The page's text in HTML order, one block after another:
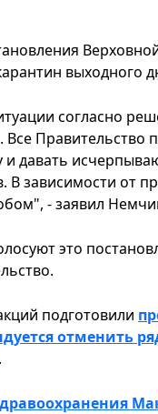
выходного
согласно
Правительство
и давать
В зависимости от
- заявил
это
подготовили
отменить
.